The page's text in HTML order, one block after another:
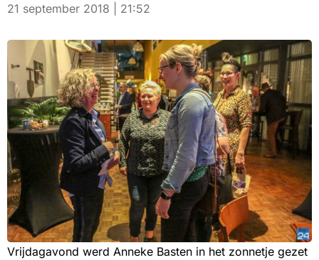
21 september 2018 | 21:52
Vrijdagavond werd Anneke Basten in het zonnetje gezet